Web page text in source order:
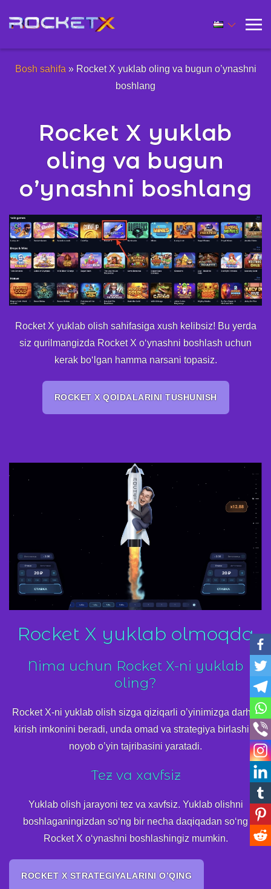
Bosh sahifa» Rocket X yuklab oling va bugun o’ynashni
boshlang
Rocket X yuklab
oling va bugun
o’ynashni boshlang
Rocket X yuklab olish sahifasiga xush kelibsiz! Bu yerda
siz qurilmangizda Rocket X oʻynashni boshlash uchun
kerak boʻlgan hamma narsani topasiz.
ROCKET X QOIDALARINI TUSHUNISH
Rocket X yuklab olmoqda
Nima uchun Rocket X-ni yuklab
oling?
Rocket X-ni yuklab olish sizga qiziqarli o’yinimizga darhol
kirish imkonini beradi, unda omad va strategiya birlashib,
noyob o’yin tajribasini yaratadi.
Tez va xavfsiz
Yuklab olish jarayoni tez va xavfsiz. Yuklab olishni
boshlaganingizdan so‘ng bir necha daqiqadan so‘ng
Rocket X o‘ynashni boshlashingiz mumkin.
ROCKET X STRATEGIYALARINI O’QING